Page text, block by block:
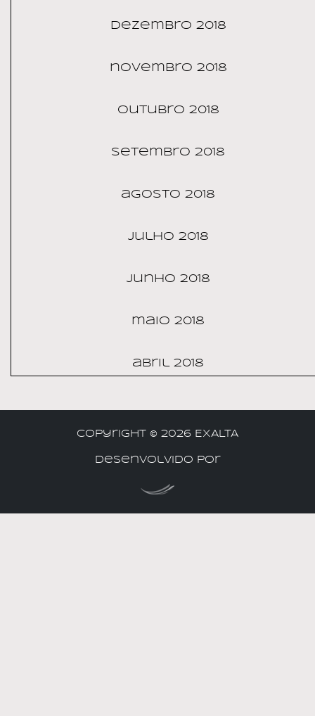
dezembro 2018
novembro 2018
outubro 2018
setembro 2018
agosto 2018
julho 2018
junho 2018
maio 2018
abril 2018
Copyright © 2026 EXALTA
Desenvolvido por